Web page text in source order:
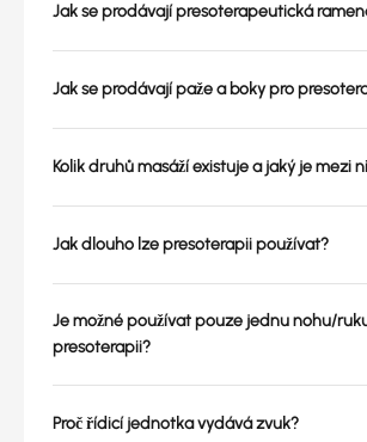
Jak se prodávají presoterapeutická
Jak se prodávají paže a boky pro
Kolik druhů masáží existuje a jaký je mezi
Jak dlouho lze presoterapii používat?
Je možné používat pouze jednu nohu/
presoterapii?
Proč řídicí jednotka vydává zvuk?